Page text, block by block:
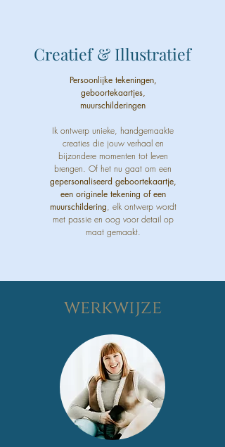
Creatief & Illustratief
Persoonlijke tekeningen,
geboortekaartjes,
muurschilderingen
Ik ontwerp unieke, handgemaakte
creaties die jouw verhaal en
bijzondere momenten tot leven
brengen. Of het nu gaat om een
gepersonaliseerd geboortekaartje,
een originele tekening of een
muurschildering, elk ontwerp wordt
met passie en oog voor detail op
maat gemaakt.
werkwijze